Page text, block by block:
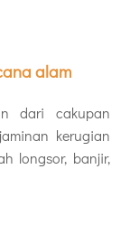
alam
dari cakupan
kerugian
longsor, banjir,